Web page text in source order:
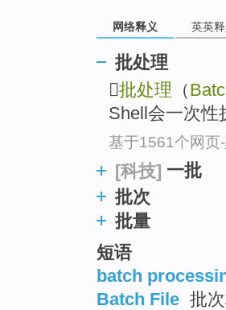
网络释义 英英
批处理
批处理 （
Shell会一次
基于1561个网页-
[科技] 一批
批次
批量
短语
batch
Batch File 批